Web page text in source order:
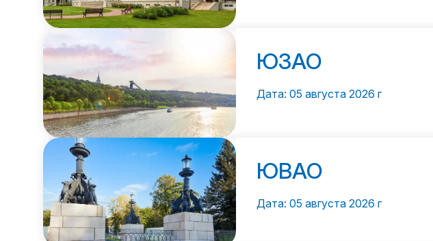
ЮЗАО
Дата: 05 августа 2026 г
ЮВАО
Дата: 05 августа 2026 г